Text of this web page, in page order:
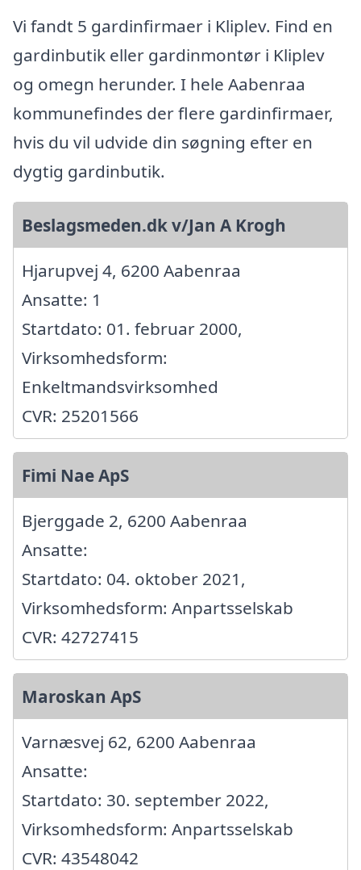
Vi fandt 5 gardinfirmaer i Kliplev. Find en
gardinbutik eller gardinmontør i Kliplev
og omegn herunder. I hele Aabenraa
kommunefindes der flere gardinfirmaer,
hvis du vil udvide din søgning efter en
dygtig gardinbutik.
Beslagsmeden.dk v/Jan A Krogh
Hjarupvej 4, 6200 Aabenraa
Ansatte: 1
Startdato: 01. februar 2000,
Virksomhedsform:
Enkeltmandsvirksomhed
CVR: 25201566
Fimi Nae ApS
Bjerggade 2, 6200 Aabenraa
Ansatte:
Startdato: 04. oktober 2021,
Virksomhedsform: Anpartsselskab
CVR: 42727415
Maroskan ApS
Varnæsvej 62, 6200 Aabenraa
Ansatte:
Startdato: 30. september 2022,
Virksomhedsform: Anpartsselskab
CVR: 43548042